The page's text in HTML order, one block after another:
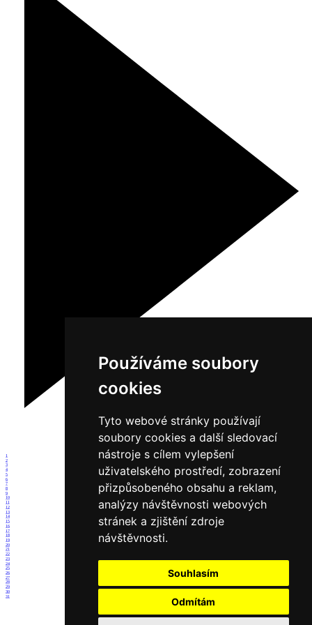
Používáme soubory
cookies
Tyto webové stránky používají
soubory cookies a další sledovací
nástroje s cílem vylepšení
uživatelského prostředí, zobrazení
přizpůsobeného obsahu a reklam,
analýzy návštěvnosti webových
stránek a zjištění zdroje
návštěvnosti.
Souhlasím
Odmítám
1
2
3
4
5
6
7
8
9
10
11
12
13
14
15
16
17
18
19
20
21
22
23
24
25
26
27
28
29
30
31